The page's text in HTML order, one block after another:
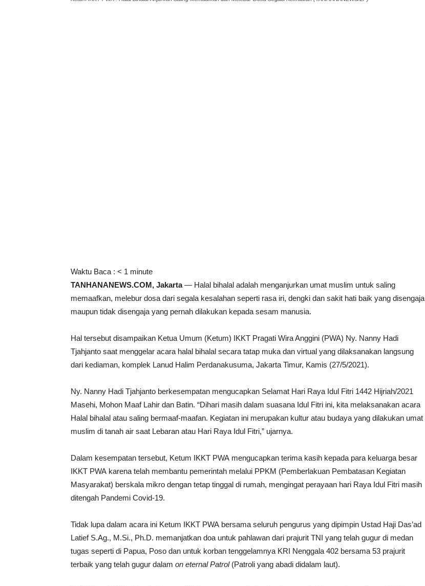
Waktu Baca : < 1 minute
TANHANANEWS.COM, Jakarta— Halal bihalal adalah menganjurkan umat muslim untuk saling
memaafkan, melebur dosa dari segala kesalahan seperti rasa iri, dengki dan sakit hati baik yang disengaja
maupun tidak disengaja yang pernah dilakukan kepada sesam manusia.
Hal tersebut disampaikan Ketua Umum (Ketum) IKKT Pragati Wira Anggini (PWA) Ny. Nanny Hadi
Tjahjanto saat menggelar acara halal bihalal secara tatap muka dan virtual yang dilaksanakan langsung
dari kediaman, komplek Lanud Halim Perdanakusuma, Jakarta Timur, Kamis (27/5/2021).
Ny. Nanny Hadi Tjahjanto berkesempatan mengucapkan Selamat Hari Raya Idul Fitri 1442 Hijriah/2021
Masehi, Mohon Maaf Lahir dan Batin. “Dihari masih dalam suasana Idul Fitri ini, kita melaksanakan acara
Halal bihalal atau saling bermaaf-maafan. Kegiatan ini merupakan kultur atau budaya yang dilakukan umat
muslim di tanah air saat Lebaran atau Hari Raya Idul Fitri,” ujarnya.
Dalam kesempatan tersebut, Ketum IKKT PWA mengucapkan terima kasih kepada para keluarga besar
IKKT PWA karena telah membantu pemerintah melalui PPKM (Pemberlakuan Pembatasan Kegiatan
Masyarakat) berskala mikro dengan tetap tinggal di rumah, mengingat perayaan hari Raya Idul Fitri masih
ditengah Pandemi Covid-19.
Tidak lupa dalam acara ini Ketum IKKT PWA bersama seluruh pengurus yang dipimpin Ustad Haji Das’ad
Latief S.Ag., M.Si., Ph.D. memanjatkan doa untuk pahlawan dari prajurit TNI yang telah gugur di medan
tugas seperti di Papua, Poso dan untuk korban tenggelamnya KRI Nenggala 402 bersama 53 prajurit
terbaik yang telah gugur dalam on eternal Patrol(Patroli yang abadi didalam laut).